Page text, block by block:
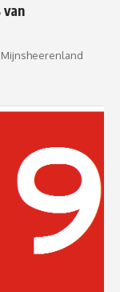
van
Mijnsheerenland